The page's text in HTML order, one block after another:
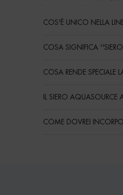
COS'È UNICO NELLA
COSA SIGNIFICA ''SIERO
COSA RENDE SPECIALE
IL SIERO
COME DOVREI